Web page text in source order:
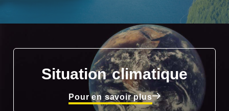
Situation climatique
Pour en savoir plus